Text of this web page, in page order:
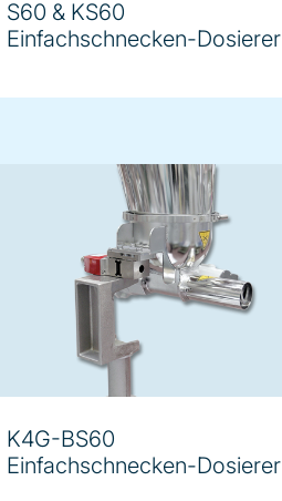
S60 & KS60
Einfachschnecken-Dosierer
K4G-BS60
Einfachschnecken-Dosierer